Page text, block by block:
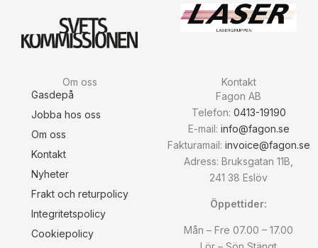
Om oss
Gasdepå
Jobba hos oss
Om oss
Kontakt
Nyheter
Frakt och returpolicy
Integritetspolicy
Cookiepolicy
Kontakt
Fagon AB
Telefon: 0413-19190
E-mail: info@fagon.se
Fakturamail: invoice@fagon.se
Adress: Bruksgatan 11B,
241 38 Eslöv
Öppettider:
Mån – Fre 07.00 – 17.00